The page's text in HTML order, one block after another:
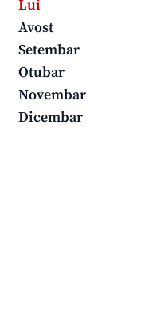
Lui
Avost
Setembar
Otubar
Novembar
Dicembar